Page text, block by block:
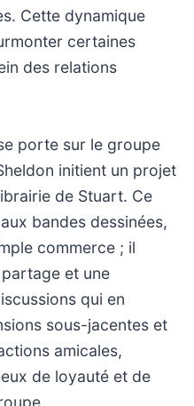
Cette dynamique
certaines
des relations
porte sur le groupe
initient un projet
de Stuart. Ce
bandes dessinées,
commerce ; il
et une
qui en
sous-jacentes et
amicales,
de loyauté et de